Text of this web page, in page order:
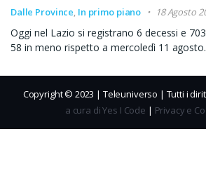
Dalle Province, In primo piano 18 Agosto
Oggi nel Lazio si registrano 6 decessi e
58 in meno rispetto a mercoledì 11 agosto.
Copyright © 2023 | Teleuniverso | Tutti i
a cura di Yes I Code | Privacy e